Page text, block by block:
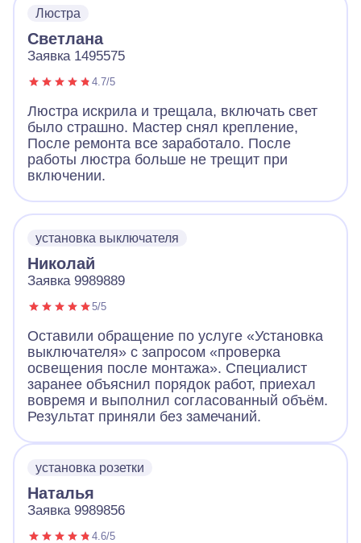
Люстра
Светлана
Заявка 1495575
4.7/5
Люстра искрила и трещала, включать свет
было страшно. Мастер снял крепление,
После ремонта все заработало. После
работы люстра больше не трещит при
включении.
установка выключателя
Николай
Заявка 9989889
5/5
Оставили обращение по услуге «Установка
выключателя» с запросом «проверка
освещения после монтажа». Специалист
заранее объяснил порядок работ, приехал
вовремя и выполнил согласованный объём.
Результат приняли без замечаний.
установка розетки
Наталья
Заявка 9989856
4.6/5